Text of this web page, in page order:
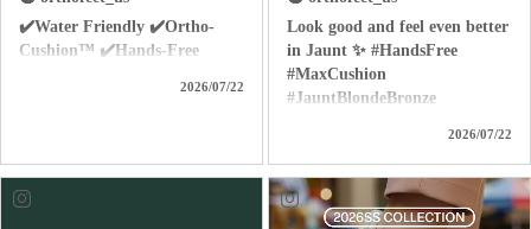
✔️Water Friendly ✔️Ortho-
Cushion™ ✔️Hands-Free
2026/07/22
Look good and feel even better
in Jaunt ✨ #HandsFree
#MaxCushion
#JauntBlondeBronze
2026/07/22